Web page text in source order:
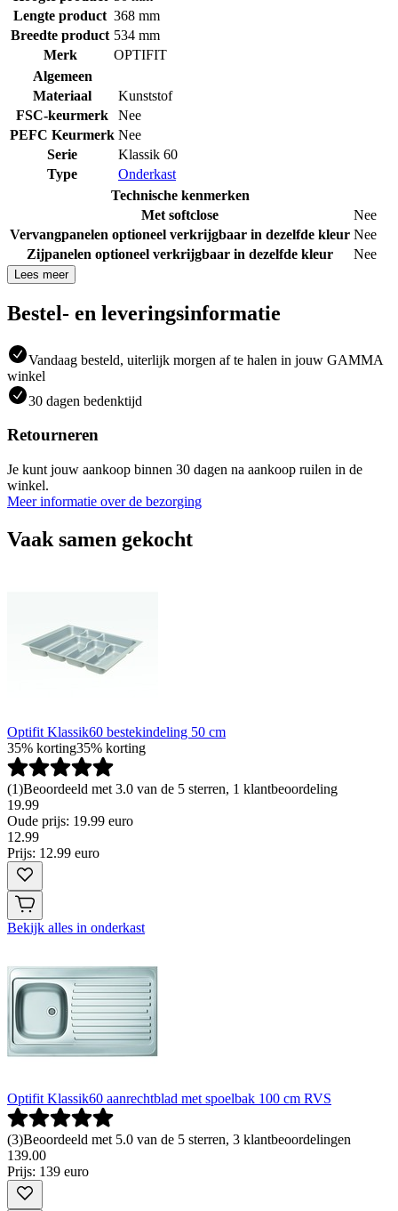
Lengte product 368 mm
Breedte product 534 mm
Merk
OPTIFIT
Algemeen
Materiaal
Kunststof
FSC-keurmerk
Nee
PEFC Keurmerk Nee
Serie
Klassik 60
Type
Onderkast
Technische kenmerken
Met softclose
Nee
Vervangpanelen optioneel verkrijgbaar in dezelfde kleur Nee
Zijpanelen optioneel verkrijgbaar in dezelfde kleur
Nee
Lees meer
Bestel- en leveringsinformatie
Vandaag besteld, uiterlijk morgen af te halen in jouw GAMMA
winkel
30 dagen bedenktijd
Retourneren
Je kunt jouw aankoop binnen 30 dagen na aankoop ruilen in de
winkel.
Meer informatie over de bezorging
Vaak samen gekocht
Optifit Klassik60 bestekindeling 50 cm
35% korting35% korting
(1)Beoordeeld met 3.0 van de 5 sterren, 1 klantbeoordeling
19.99
Oude prijs: 19.99 euro
12.99
Prijs: 12.99 euro
Bekijk alles in onderkast
Optifit Klassik60 aanrechtblad met spoelbak 100 cm RVS
(3)Beoordeeld met 5.0 van de 5 sterren, 3 klantbeoordelingen
139.00
Prijs: 139 euro